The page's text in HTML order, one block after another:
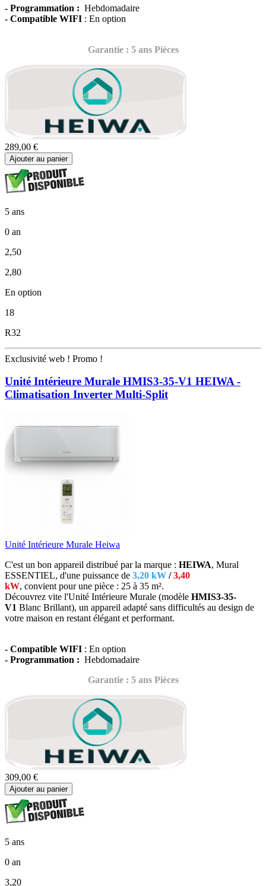
- Programmation : Hebdomadaire
- Compatible WIFI : En option
Garantie : 5 ans Pièces
289,00 €
Ajouter au panier
5 ans
0 an
2,50
2,80
En option
18
R32
Exclusivité web ! Promo !
Unité Intérieure Murale HMIS3-35-V1 HEIWA -
Climatisation Inverter Multi-Split
Unité Intérieure Murale Heiwa
C'est un bon appareil distribué par la marque : HEIWA, Mural
ESSENTIEL, d'une puissance de 3,20 kW /3,40
kW, convient pour une pièce : 25 à 35 m².
Découvrez vite l'Unité Intérieure Murale (modèle HMIS3-35-
V1 Blanc Brillant), un appareil adapté sans difficultés au design de
votre maison en restant élégant et performant.
- Compatible WIFI : En option
- Programmation : Hebdomadaire
Garantie : 5 ans Pièces
309,00 €
Ajouter au panier
5 ans
0 an
3,20